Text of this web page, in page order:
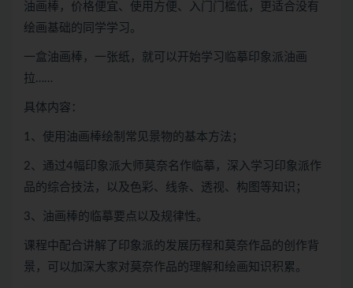
油画棒，价格便宜、使用方便、入门门槛低，更适合没有
绘画基础的同学学习。
一盒油画棒，一张纸，就可以开始学习临摹印象派油画
拉……
具体内容：
1、使用油画棒绘制常见景物的基本方法；
2、通过4幅印象派大师莫奈名作临摹，深入学习印象派作
品的综合技法，以及色彩、线条、透视、构图等知识；
3、油画棒的临摹要点以及规律性。
课程中配合讲解了印象派的发展历程和莫奈作品的创作背
景，可以加深大家对莫奈作品的理解和绘画知识积累。